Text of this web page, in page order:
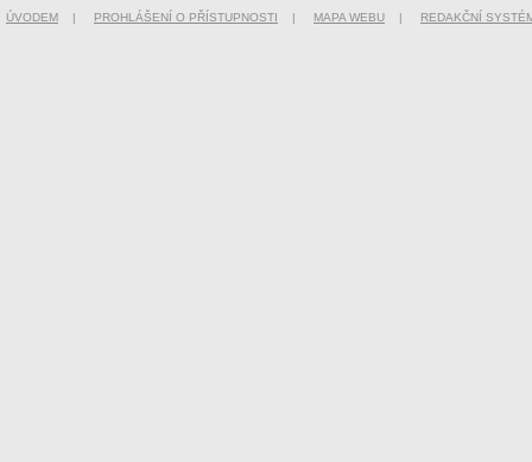
ÚVODEM | PROHLÁŠENÍ O PŘÍSTUPNOSTI | MAPA WEBU | REDAKČNÍ